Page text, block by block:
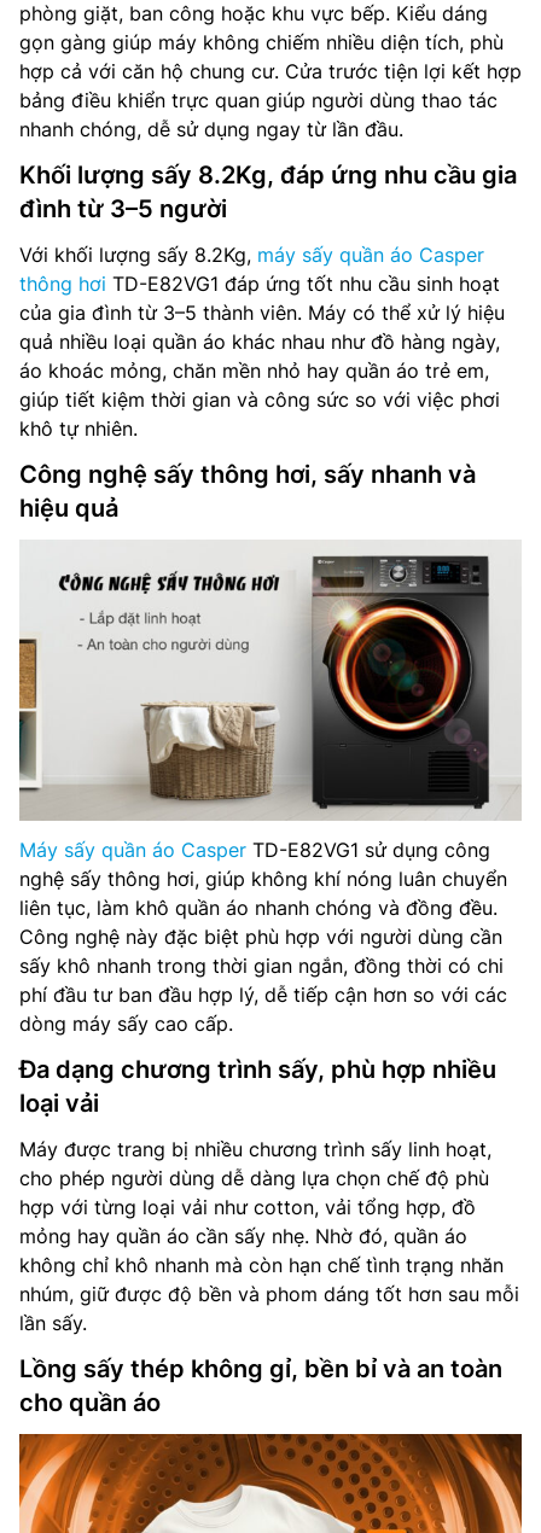
phòng giặt, ban công hoặc khu vực bếp. Kiểu dáng
gọn gàng giúp máy không chiếm nhiều diện tích, phù
hợp cả với căn hộ chung cư. Cửa trước tiện lợi kết hợp
bảng điều khiển trực quan giúp người dùng thao tác
nhanh chóng, dễ sử dụng ngay từ lần đầu.
Khối lượng sấy 8.2Kg, đáp ứng nhu cầu gia
đình từ 3–5 người
Với khối lượng sấy 8.2Kg, máy sấy quần áo Casper
thông hơi TD-E82VG1 đáp ứng tốt nhu cầu sinh hoạt
của gia đình từ 3–5 thành viên. Máy có thể xử lý hiệu
quả nhiều loại quần áo khác nhau như đồ hàng ngày,
áo khoác mỏng, chăn mền nhỏ hay quần áo trẻ em,
giúp tiết kiệm thời gian và công sức so với việc phơi
khô tự nhiên.
Công nghệ sấy thông hơi, sấy nhanh và
hiệu quả
Máy sấy quần áo Casper TD-E82VG1 sử dụng công
nghệ sấy thông hơi, giúp không khí nóng luân chuyển
liên tục, làm khô quần áo nhanh chóng và đồng đều.
Công nghệ này đặc biệt phù hợp với người dùng cần
sấy khô nhanh trong thời gian ngắn, đồng thời có chi
phí đầu tư ban đầu hợp lý, dễ tiếp cận hơn so với các
dòng máy sấy cao cấp.
Đa dạng chương trình sấy, phù hợp nhiều
loại vải
Máy được trang bị nhiều chương trình sấy linh hoạt,
cho phép người dùng dễ dàng lựa chọn chế độ phù
hợp với từng loại vải như cotton, vải tổng hợp, đồ
mỏng hay quần áo cần sấy nhẹ. Nhờ đó, quần áo
không chỉ khô nhanh mà còn hạn chế tình trạng nhăn
nhúm, giữ được độ bền và phom dáng tốt hơn sau mỗi
lần sấy.
Lồng sấy thép không gỉ, bền bỉ và an toàn
cho quần áo